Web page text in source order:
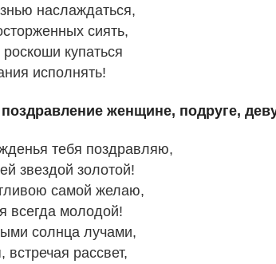
наслаждаться,
сиять,
купаться
исполнять!
женщине, подруге,
тебя поздравляю,
звездой золотой!
самой желаю,
всегда молодой!
солнца лучами,
встречая рассвет,